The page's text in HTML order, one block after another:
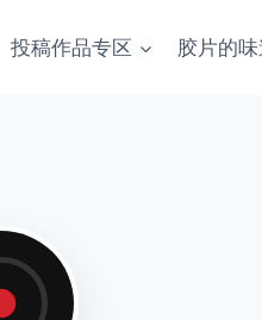
投稿作品专区 胶片的味